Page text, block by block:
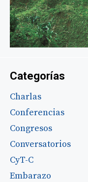
Categorías
Charlas
Conferencias
Congresos
Conversatorios
CyT-C
Embarazo